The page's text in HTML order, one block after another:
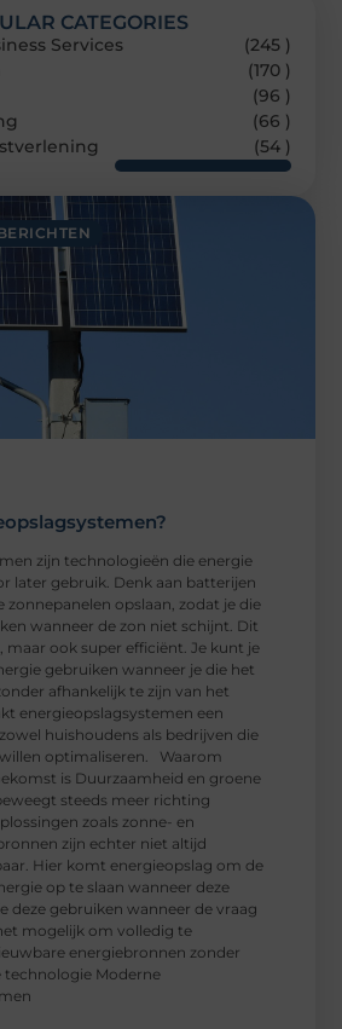
zijn technologieën die energie
later gebruik. Denk aan batterijen
zonnepanelen opslaan, zodat je die
wanneer de zon niet schijnt. Dit
maar ook super efficiënt. Je kunt je
gebruiken wanneer je die het
afhankelijk te zijn van het
energieopslagsystemen een
huishoudens als bedrijven die
optimaliseren. Waarom
is Duurzaamheid en groene
steeds meer richting
zoals zonne- en
zijn echter niet altijd
Hier komt energieopslag om de
op te slaan wanneer deze
deze gebruiken wanneer de vraag
mogelijk om volledig te
energiebronnen zonder
Moderne
CATEGORIES
Services
(245 )
(170 )
(96 )
(66 )
(54 )